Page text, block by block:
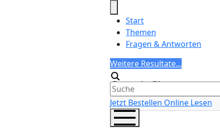
Start
Themen
Fragen & Antworten
Search
Weitere Resultate...
Generic filters
Jetzt Bestellen Online Lesen